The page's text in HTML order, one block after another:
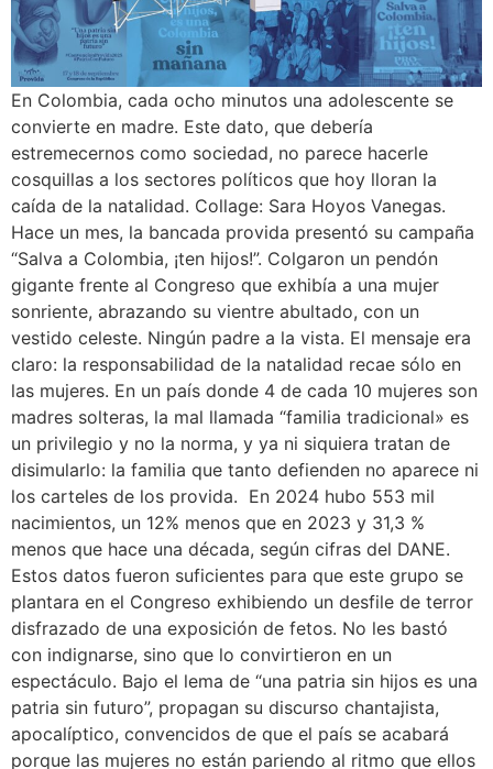
En Colombia, cada ocho minutos una adolescente se
convierte en madre. Este dato, que debería
estremecernos como sociedad, no parece hacerle
cosquillas a los sectores políticos que hoy lloran la
caída de la natalidad. Collage: Sara Hoyos Vanegas.
Hace un mes, la bancada provida presentó su campaña
“Salva a Colombia, ¡ten hijos!”. Colgaron un pendón
gigante frente al Congreso que exhibía a una mujer
sonriente, abrazando su vientre abultado, con un
vestido celeste. Ningún padre a la vista. El mensaje era
claro: la responsabilidad de la natalidad recae sólo en
las mujeres. En un país donde 4 de cada 10 mujeres son
madres solteras, la mal llamada “familia tradicional» es
un privilegio y no la norma, y ya ni siquiera tratan de
disimularlo: la familia que tanto defienden no aparece ni
los carteles de los provida. En 2024 hubo 553 mil
nacimientos, un 12% menos que en 2023 y 31,3 %
menos que hace una década, según cifras del DANE.
Estos datos fueron suficientes para que este grupo se
plantara en el Congreso exhibiendo un desfile de terror
disfrazado de una exposición de fetos. No les bastó
con indignarse, sino que lo convirtieron en un
espectáculo. Bajo el lema de “una patria sin hijos es una
patria sin futuro”, propagan su discurso chantajista,
apocalíptico, convencidos de que el país se acabará
porque las mujeres no están pariendo al ritmo que ellos